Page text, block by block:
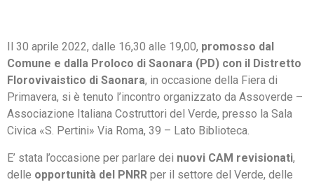
Il 30 aprile 2022, dalle 16,30 alle 19,00, promosso dal
Comune e dalla Proloco di Saonara (PD) con il Distretto
Florovivaistico di Saonara, in occasione della Fiera di
Primavera, si è tenuto l’incontro organizzato da Assoverde –
Associazione Italiana Costruttori del Verde, presso la Sala
Civica «S. Pertini» Via Roma, 39 – Lato Biblioteca.
E’ stata l’occasione per parlare dei nuovi CAM revisionati,
delle opportunità del PNRR per il settore del Verde, delle